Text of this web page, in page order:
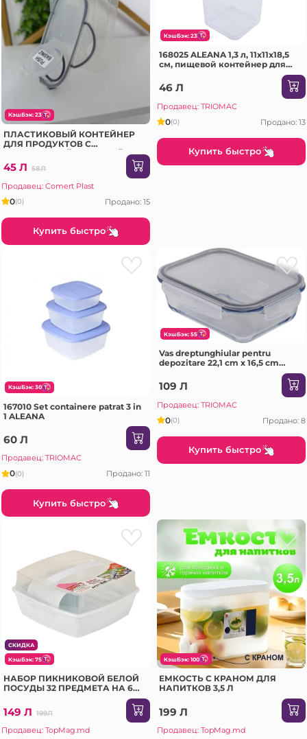
КэшБэк: 23
ПЛАСТИКОВЫЙ КОНТЕЙНЕР
ДЛЯ ПРОДУКТОВ С
ГЕРМЕТИЧНОЙ КРЫШКОЙ 2,4
Л (SA590)
45 Л 58Л
Продавец: Comert Plast
0(0) Продано: 15
Купить быстро
КэшБэк: 23
168025 ALEANA 1,3 л, 11x11x18,5
см, пищевой контейнер для
46 Л
Продавец: TRIOMAC
0(0) Продано: 13
Купить быстро
КэшБэк: 30
167010 Set containere patrat 3 in
1 ALEANA
60 Л
Продавец: TRIOMAC
0(0) Продано: 11
Купить быстро
КэшБэк: 55
Vas dreptunghiular pentru
depozitare 22,1 cm x 16,5 cm
Borart
109 Л
Продавец: TRIOMAC
0(0) Продано: 8
Купить быстро
СКИДКА
КэшБэк: 75
НАБОР ПИКНИКОВОЙ БЕЛОЙ
ПОСУДЫ 32 ПРЕДМЕТА НА 6
149 Л 199Л
Продавец: TopMag.md
КэшБэк: 100
ЕМКОСТЬ С КРАНОМ ДЛЯ
НАПИТКОВ 3,5 Л
199 Л
Продавец: TopMag.md